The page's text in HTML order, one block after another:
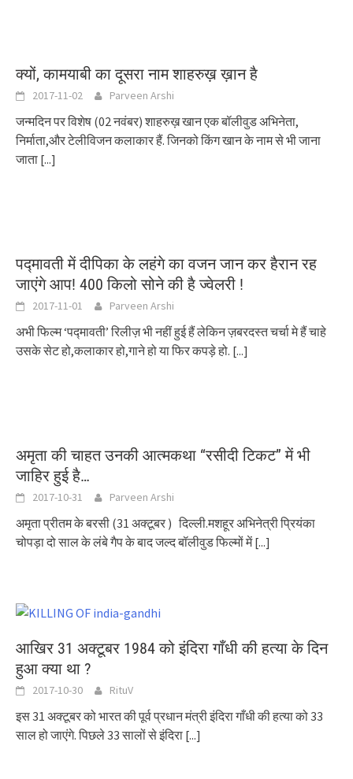
क्यों, कामयाबी का दूसरा नाम शाहरुख़ ख़ान है
2017-11-02 Parveen Arshi
जन्मदिन पर विशेष (02 नवंबर) शाहरुख़ खान एक बॉलीवुड अभिनेता,
निर्माता,और टेलीविजन कलाकार हैं. जिनको किंग खान के नाम से भी जाना
जाता [...]
पद्मावती में दीपिका के लहंगे का वजन जान कर हैरान रह
जाएंगे आप! 400 किलो सोने की है ज्वेलरी !
2017-11-01 Parveen Arshi
अभी फिल्म ‘पद्मावती’ रिलीज़ भी नहीं हुई हैं लेकिन ज़बरदस्त चर्चा मे हैं चाहे
उसके सेट हो,कलाकार हो,गाने हो या फिर कपड़े हो. [...]
अमृता की चाहत उनकी आत्मकथा “रसीदी टिकट” में भी
जाहिर हुई है…
2017-10-31 Parveen Arshi
अमृता प्रीतम के बरसी (31 अक्टूबर ) दिल्ली.मशहूर अभिनेत्री प्रियंका
चोपड़ा दो साल के लंबे गैप के बाद जल्द बॉलीवुड फिल्मों में[...]
आखिर 31 अक्टूबर 1984 को इंदिरा गाँधी की हत्या के दिन
हुआ क्या था ?
2017-10-30 RituV
इस 31 अक्टूबर को भारत की पूर्व प्रधान मंत्री इंदिरा गाँधी की हत्या को 33
साल हो जाएंगे. पिछले 33 सालों से इंदिरा [...]